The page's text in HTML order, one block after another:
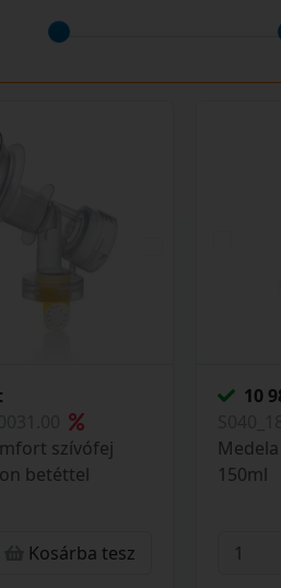
szívófej
betéttel
Kosárba tesz
10
150ml